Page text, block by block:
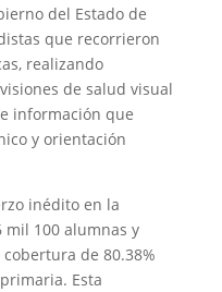
del Estado de
que recorrieron
realizando
de salud visual
información que
y orientación
inédito en la
mil 100 alumnas y
de 80.38%
Esta